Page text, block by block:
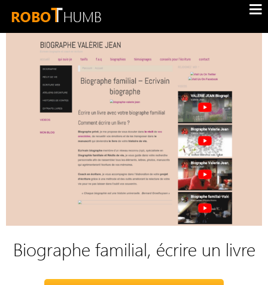
Biographe familial, écrire un livre